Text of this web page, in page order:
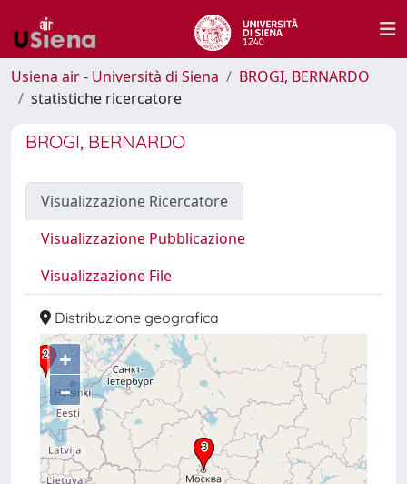
Usiena air - Università di Siena
BROGI, BERNARDO
statistiche ricercatore
BROGI, BERNARDO
Visualizzazione Ricercatore
Visualizzazione Pubblicazione
Visualizzazione File
Distribuzione geografica
+
–